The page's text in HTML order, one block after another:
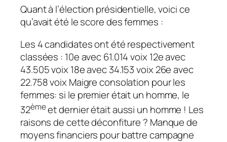
Quant à l’élection présidentielle, voici ce
qu’avait été le score des femmes :
Les 4 candidates ont été respectivement
classées : 10e avec 61.014 voix 12e avec
43.505 voix 18e avec 34.153 voix 26e avec
22.758 voix Maigre consolation pour les
femmes: si le premier était un homme, le
32èmeet dernier était aussi un homme ! Les
raisons de cette déconfiture ? Manque de
moyens financiers pour battre campagne